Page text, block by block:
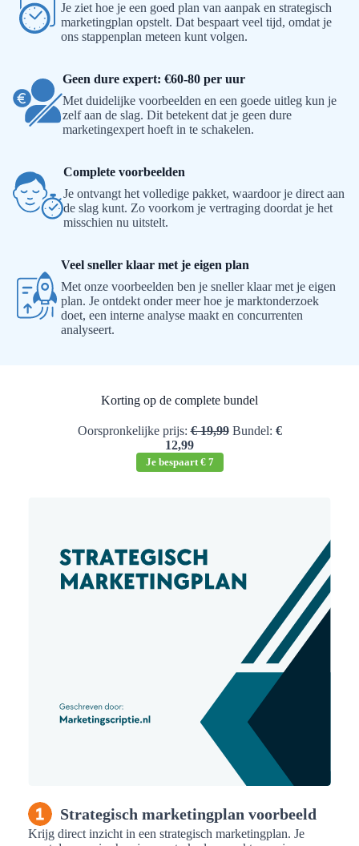
Je ziet hoe je een goed plan van aanpak en strategisch
marketingplan opstelt. Dat bespaart veel tijd, omdat je
ons stappenplan meteen kunt volgen.
Geen dure expert: €60-80 per uur
Met duidelijke voorbeelden en een goede uitleg kun je
zelf aan de slag. Dit betekent dat je geen dure
marketingexpert hoeft in te schakelen.
Complete voorbeelden
Je ontvangt het volledige pakket, waardoor je direct aan
de slag kunt. Zo voorkom je vertraging doordat je het
misschien nu uitstelt.
Veel sneller klaar met je eigen plan
Met onze voorbeelden ben je sneller klaar met je eigen
plan. Je ontdekt onder meer hoe je marktonderzoek
doet, een interne analyse maakt en concurrenten
analyseert.
Korting op de complete bundel
Oorspronkelijke prijs:€ 19,99Bundel: €
12,99
Je bespaart € 7
Strategisch marketingplan voorbeeld
Krijg direct inzicht in een strategisch marketingplan. Je